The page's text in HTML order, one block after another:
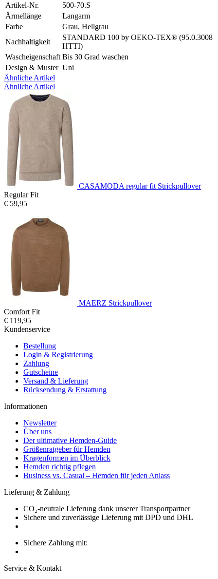
Artikel-Nr.
500-70.S
Ärmellänge
Langarm
Farbe
Grau, Hellgrau
Nachhaltigkeit
STANDARD 100 by OEKO-TEX® (95.0.3008
HTTI)
Wascheigenschaft Bis 30 Grad waschen
Design & Muster Uni
Ähnliche Artikel
Ähnliche Artikel
CASAMODA regular fit Strickpullover
Regular Fit
€ 59,95
MAERZ Strickpullover
Comfort Fit
€ 119,95
Kundenservice
Bestellung
Login & Registrierung
Zahlung
Gutscheine
Versand & Lieferung
Rücksendung & Erstattung
Informationen
Newsletter
Über uns
Der ultimative Hemden-Guide
Größenratgeber für Hemden
Kragenformen im Überblick
Hemden richtig pflegen
Business vs. Casual – Hemden für jeden Anlass
Lieferung & Zahlung
CO₂-neutrale Lieferung dank unserer Transportpartner
Sichere und zuverlässige Lieferung mit DPD und DHL
Sichere Zahlung mit:
Service & Kontakt